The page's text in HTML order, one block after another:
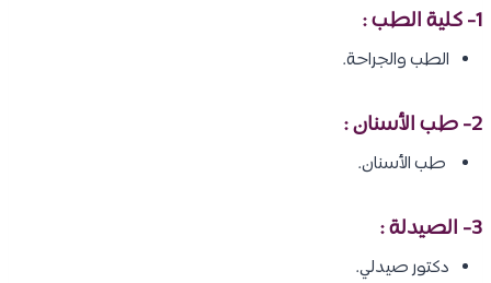
1- كلية الطب :
الطب والجراحة.
2- طب الأسنان:
طب الأسنان.
3- الصيدلة:
دكتور صيدلي.